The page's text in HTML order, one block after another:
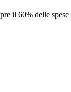
il 60% delle